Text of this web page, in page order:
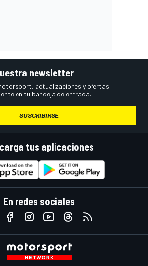
newsletter
actualizaciones y ofertas
en tu bandeja de entrada.
SUSCRIBIRSE
tus aplicaciones
En redes sociales